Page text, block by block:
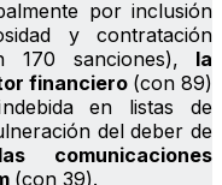
por inclusión
y contratación
170 sanciones), la
financiero (con 89)
en listas de
del deber de
comunicaciones
(con 39).